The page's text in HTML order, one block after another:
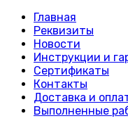
Главная
Реквизиты
Новости
Инструкции и
Сертификаты
Контакты
Доставка и
Выполненные